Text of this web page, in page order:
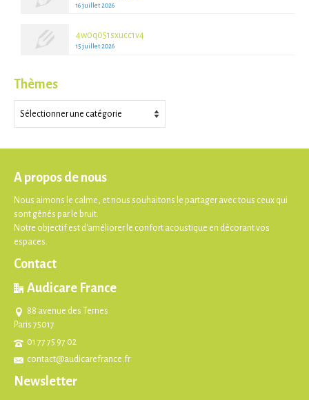
16 juillet 2026
4w0q051sxucc1v4
15 juillet 2026
Thèmes
Thèmes
A propos de nous
Nous aimons le calme, et nous souhaitons le partager avec tous ceux qui
sont gênés par le bruit.
Notre objectif est d'améliorer le confort acoustique en décorant vos
espaces.
Contact
Audicare France
88 avenue des Ternes
Paris 75017
01 77 75 97 02
contact@audicarefrance.fr
Newsletter